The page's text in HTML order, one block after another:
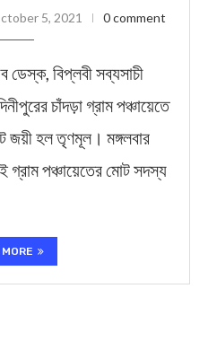
5, 2021 0 comment
বিপ্লবী সব্যসাচী
চাঁদড়া গ্রাম পঞ্চায়েতে
জয়ী হল তৃণমূল। মঙ্গলবার
পঞ্চায়েতের মোট সদস্য